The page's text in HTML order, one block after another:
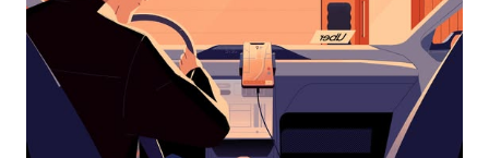
を
操
作
し、
を